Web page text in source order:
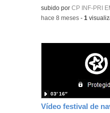
subido porCP INF-PRI
-hace 8 meses -1
03′ 16″